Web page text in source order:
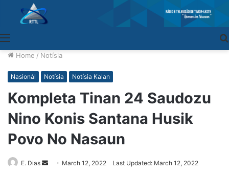
Home / Notísia
Nasionál Notísia Notísia Kalan
Kompleta Tinan 24 Saudozu
Nino Konis Santana Husik
Povo No Nasaun
E. Dias
SendMarch 12, 2022 Last Updated: March 12, 2022